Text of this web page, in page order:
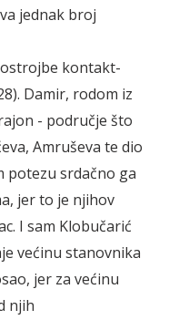
jednak broj
kontakt-
Damir, rodom iz
- područje što
Amruševa te dio
potezu srdačno ga
jer to je njihov
I sam Klobučarić
većinu stanovnika
jer za većinu
njih